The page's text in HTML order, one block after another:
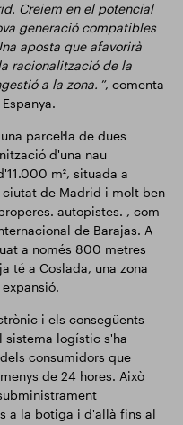
Creiem en el potencial
generació compatibles
aposta que afavorirà
racionalització de la
a la zona. ”, comenta
parcel·la de dues
d'una nau
m², situada a
de Madrid i molt ben
autopistes. , com
de Barajas. A
a només 800 metres
té a Coslada, una zona
i els consegüents
sistema logístic s'ha
consumidors que
de 24 hores. Això
a la botiga i d'allà fins al